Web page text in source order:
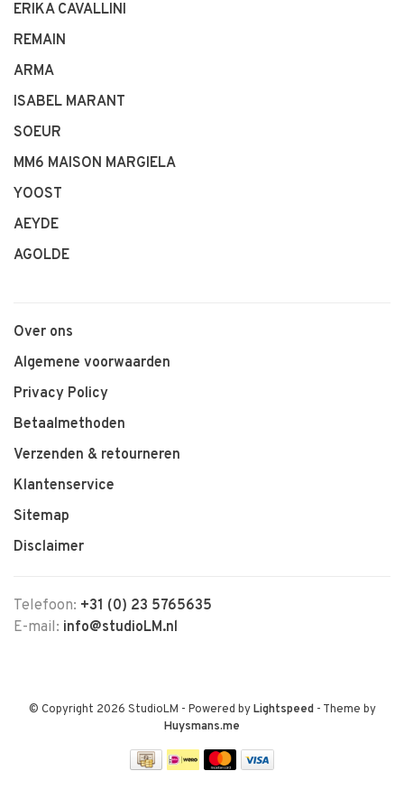
ERIKA CAVALLINI
REMAIN
ARMA
ISABEL MARANT
SOEUR
MM6 MAISON MARGIELA
YOOST
AEYDE
AGOLDE
Over ons
Algemene voorwaarden
Privacy Policy
Betaalmethoden
Verzenden & retourneren
Klantenservice
Sitemap
Disclaimer
Telefoon: +31 (0) 23 5765635
E-mail: info@studioLM.nl
© Copyright 2026 StudioLM - Powered byLightspeed- Theme by
Huysmans.me